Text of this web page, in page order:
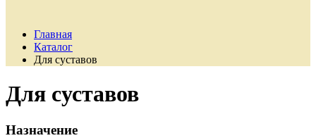
Главная
Каталог
Для суставов
Для суставов
Назначение